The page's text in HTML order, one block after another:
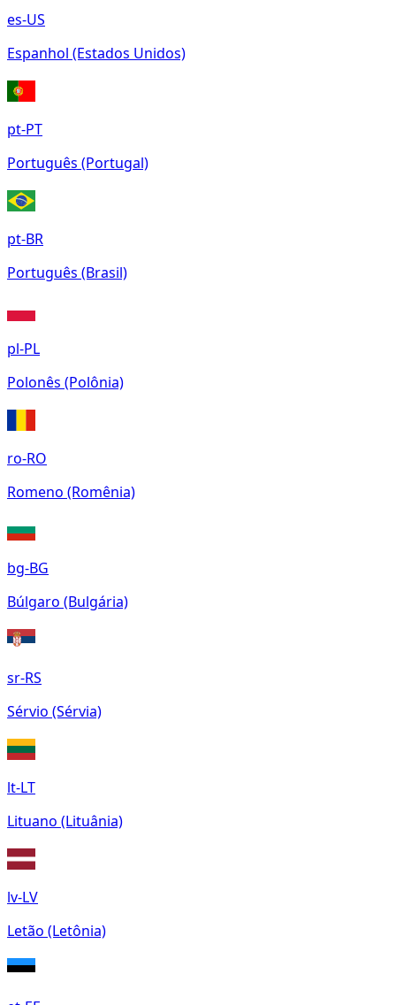
es-US
Espanhol (Estados Unidos)
pt-PT
Português (Portugal)
pt-BR
Português (Brasil)
pl-PL
Polonês (Polônia)
ro-RO
Romeno (Romênia)
bg-BG
Búlgaro (Bulgária)
sr-RS
Sérvio (Sérvia)
lt-LT
Lituano (Lituânia)
lv-LV
Letão (Letônia)